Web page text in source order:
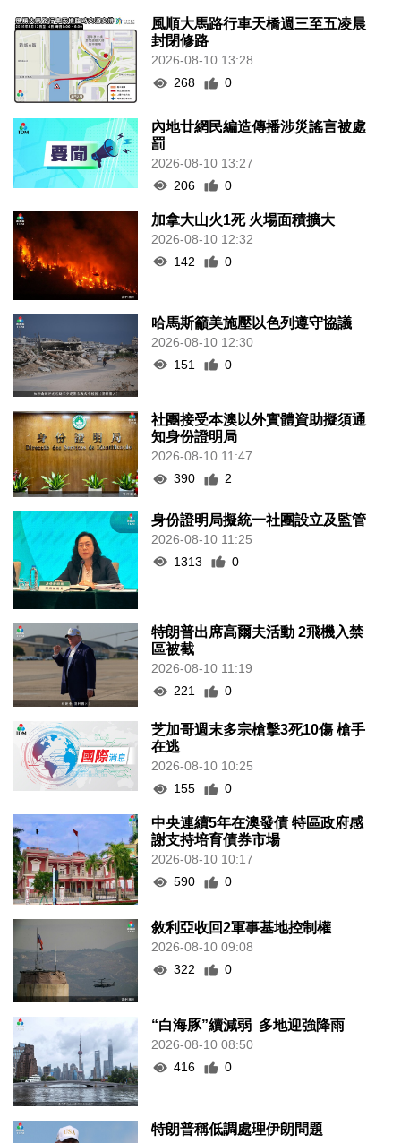
風順大馬路行車天橋週三至五凌晨
封閉修路
2026-08-10 13:28
268
0
內地廿網民編造傳播涉災謠言被處
罰
2026-08-10 13:27
206
0
加拿大山火1死 火場面積擴大
2026-08-10 12:32
142
0
哈馬斯籲美施壓以色列遵守協議
2026-08-10 12:30
151
0
社團接受本澳以外實體資助擬須通
知身份證明局
2026-08-10 11:47
390
2
身份證明局擬統一社團設立及監管
2026-08-10 11:25
1313
0
特朗普出席高爾夫活動 2飛機入禁
區被截
2026-08-10 11:19
221
0
芝加哥週末多宗槍擊3死10傷 槍手
在逃
2026-08-10 10:25
155
0
中央連續5年在澳發債 特區政府感
謝支持培育債券市場
2026-08-10 10:17
590
0
敘利亞收回2軍事基地控制權
2026-08-10 09:08
322
0
“白海豚”續減弱 多地迎強降雨
2026-08-10 08:50
416
0
特朗普稱低調處理伊朗問題